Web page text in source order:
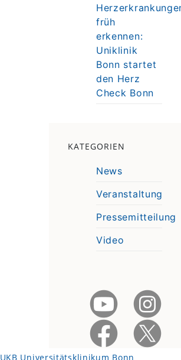
früh
erkennen:
Uniklinik
Bonn startet
den Herz
Check Bonn
KATEGORIEN
News
Veranstaltung
Pressemitteilung
Video
UKB Universitätsklinikum Bonn